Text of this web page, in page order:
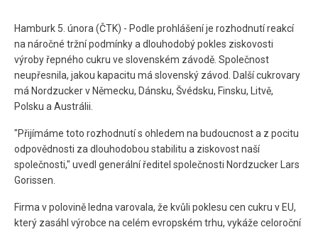
Hamburk 5. února (ČTK) - Podle prohlášení je rozhodnutí reakcí
na náročné tržní podmínky a dlouhodobý pokles ziskovosti
výroby řepného cukru ve slovenském závodě. Společnost
neupřesnila, jakou kapacitu má slovenský závod. Další cukrovary
má Nordzucker v Německu, Dánsku, Švédsku, Finsku, Litvě,
Polsku a Austrálii.
"Přijímáme toto rozhodnutí s ohledem na budoucnost a z pocitu
odpovědnosti za dlouhodobou stabilitu a ziskovost naší
společnosti," uvedl generální ředitel společnosti Nordzucker Lars
Gorissen.
Firma v polovině ledna varovala, že kvůli poklesu cen cukru v EU,
který zasáhl výrobce na celém evropském trhu, vykáže celoroční